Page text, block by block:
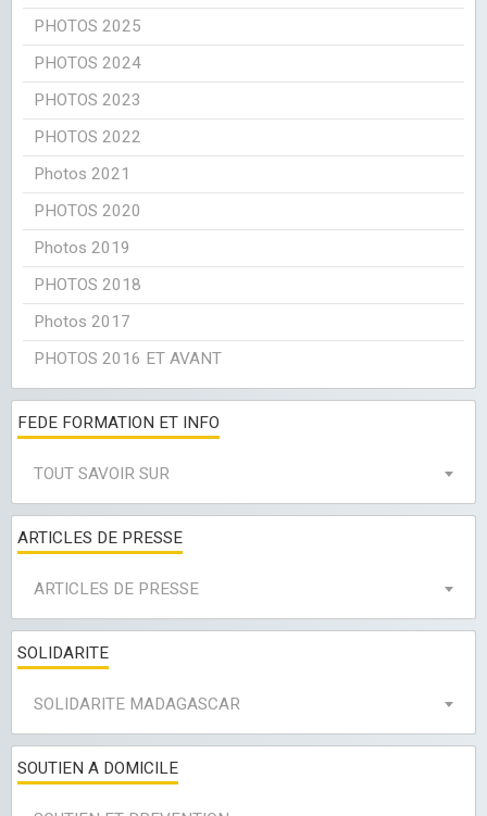
PHOTOS 2025
PHOTOS 2024
PHOTOS 2023
PHOTOS 2022
Photos 2021
PHOTOS 2020
Photos 2019
PHOTOS 2018
Photos 2017
PHOTOS 2016 ET AVANT
FEDE FORMATION ET INFO
TOUT SAVOIR SUR
ARTICLES DE PRESSE
ARTICLES DE PRESSE
SOLIDARITE
SOLIDARITE MADAGASCAR
SOUTIEN A DOMICILE